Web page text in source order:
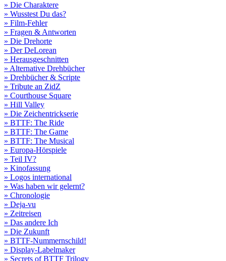
» Die Charaktere
» Wusstest Du das?
» Film-Fehler
» Fragen & Antworten
» Die Drehorte
» Der DeLorean
» Herausgeschnitten
» Alternative Drehbücher
» Drehbücher & Scripte
» Tribute an ZidZ
» Courthouse Square
» Hill Valley
» Die Zeichentrickserie
» BTTF: The Ride
» BTTF: The Game
» BTTF: The Musical
» Europa-Hörspiele
» Teil IV?
» Kinofassung
» Logos international
» Was haben wir gelernt?
» Chronologie
» Deja-vu
» Zeitreisen
» Das andere Ich
» Die Zukunft
» BTTF-Nummernschild!
» Display-Labelmaker
» Secrets of BTTF Trilogy